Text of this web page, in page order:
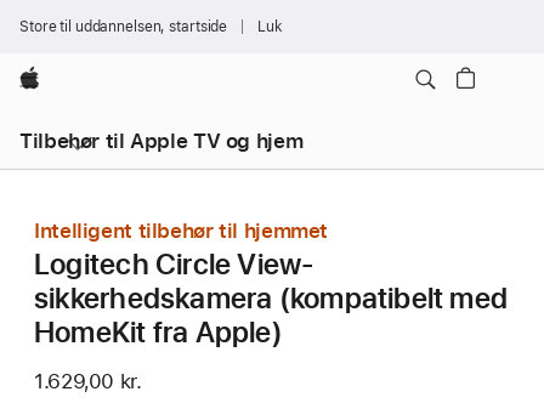
Store til uddannelsen, startside Luk
Apple
Tilbehør til Apple TV og hjem
Intelligent tilbehør til hjemmet
Logitech Circle View-
sikkerhedskamera (kompatibelt med
HomeKit fra Apple)
1.629,00 kr.